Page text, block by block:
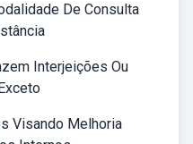
De Consulta
Interjeições Ou
Visando Melhoria